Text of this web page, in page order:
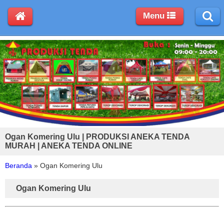
Ogan Komering Ulu | PRODUKSI ANEKA TENDA
MURAH | ANEKA TENDA ONLINE
Beranda » Ogan Komering Ulu
Ogan Komering Ulu
Menu